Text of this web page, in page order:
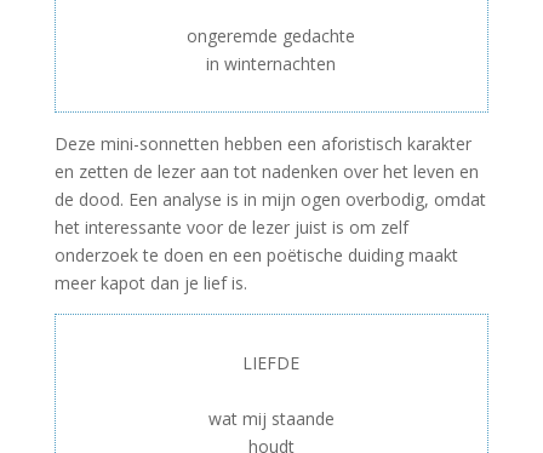
ongeremde gedachte
in winternachten
Deze mini-sonnetten hebben een aforistisch karakter
en zetten de lezer aan tot nadenken over het leven en
de dood. Een analyse is in mijn ogen overbodig, omdat
het interessante voor de lezer juist is om zelf
onderzoek te doen en een poëtische duiding maakt
meer kapot dan je lief is.
LIEFDE
wat mij staande
houdt